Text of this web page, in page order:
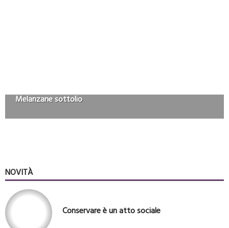
Melanzane sottolio
NOVITÀ
Conservare è un atto sociale